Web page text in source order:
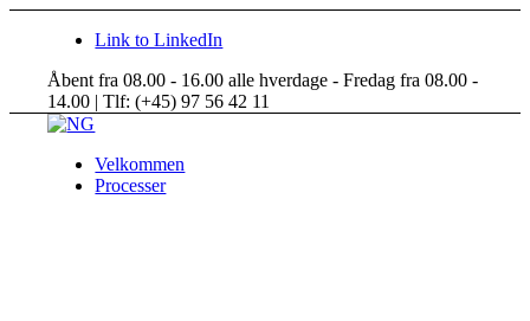
Link to LinkedIn
Åbent fra 08.00 - 16.00 alle hverdage - Fredag fra 08.00 -
14.00 | Tlf: (+45) 97 56 42 11
Velkommen
Processer